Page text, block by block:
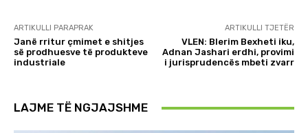
ARTIKULLI PARAPRAK
Janë rritur çmimet e shitjes
së prodhuesve të produkteve
industriale
ARTIKULLI TJETËR
VLEN: Blerim Bexheti iku,
Adnan Jashari erdhi, provimi
i jurisprudencës mbeti zvarr
LAJME TË NGJAJSHME